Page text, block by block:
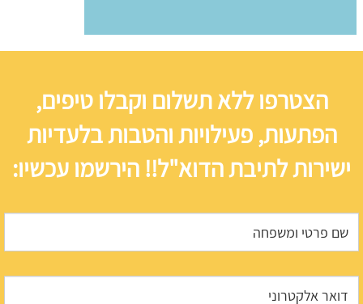
הצטרפו ללא תשלום וקבלו טיפים,
הפתעות, פעילויות והטבות בלעדיות
ישירות לתיבת הדוא"ל!! הירשמו עכשיו: